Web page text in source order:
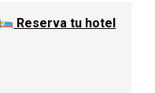
Reserva tu hotel